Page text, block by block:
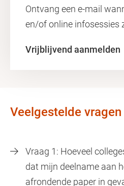
Ontvang een e-mail
en/of online infosessies
Vrijblijvend aanmelden
Veelgestelde vragen
Vraag 1: Hoeveel
dat mijn deelname aan
afrondende paper in